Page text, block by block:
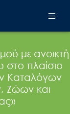
με ανοικτή
στο πλαίσιο
Καταλόγων
Ζώων και